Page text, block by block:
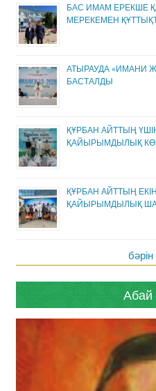
БАС ИМАМ ЕРЕКШЕ
МЕРЕКЕМЕН
АТЫРАУДА «ИМАНИ
БАСТАЛДЫ
ҚҰРБАН АЙТТЫҢ
ҚАЙЫРЫМДЫЛЫҚ
ҚҰРБАН АЙТТЫҢ
ҚАЙЫРЫМДЫЛЫҚ
Абай